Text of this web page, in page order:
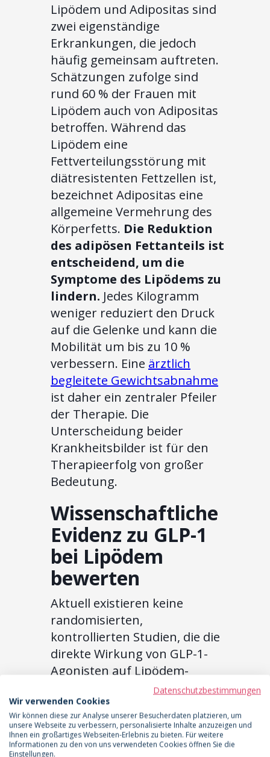
Lipödem und Adipositas sind
zwei eigenständige
Erkrankungen, die jedoch
häufig gemeinsam auftreten.
Schätzungen zufolge sind
rund 60 % der Frauen mit
Lipödem auch von Adipositas
betroffen. Während das
Lipödem eine
Fettverteilungsstörung mit
diätresistenten Fettzellen ist,
bezeichnet Adipositas eine
allgemeine Vermehrung des
Körperfetts. Die Reduktion
des adipösen Fettanteils ist
entscheidend, um die
Symptome des Lipödems zu
lindern. Jedes Kilogramm
weniger reduziert den Druck
auf die Gelenke und kann die
Mobilität um bis zu 10 %
verbessern. Eine ärztlich
begleitete Gewichtsabnahme
ist daher ein zentraler Pfeiler
der Therapie. Die
Unterscheidung beider
Krankheitsbilder ist für den
Therapieerfolg von großer
Bedeutung.
Wissenschaftliche
Evidenz zu GLP-1
bei Lipödem
bewerten
Aktuell existieren keine
randomisierten,
kontrollierten Studien, die die
direkte Wirkung von GLP-1-
Agonisten auf Lipödem-
Fettgewebe untersucht
haben. Die S2k-Leitlinie zum
Lipödem erwähnt diese
Medikamentengruppe daher
Datenschutzbestimmungen
Wir verwenden Cookies
Wir können diese zur Analyse unserer Besucherdaten platzieren, um
unsere Webseite zu verbessern, personalisierte Inhalte anzuzeigen und
Ihnen ein großartiges Webseiten-Erlebnis zu bieten. Für weitere
Informationen zu den von uns verwendeten Cookies öffnen Sie die
Einstellungen.